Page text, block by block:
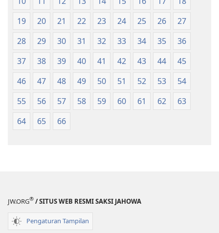
Tano
na
Imbaru
Tano
na
Imbaru
19
20 21 22 23 24 25 26
27
28
29 30 31 32 33 34 35
36
37
38 39 40 41 42 43 44
45
46
47 48 49 50 51 52 53
54
55
56 57 58 59 60 61 62
63
64
65 66
JW.ORG® / SITUS WEB RESMI SAKSI JAHOWA
Pengaturan Tampilan